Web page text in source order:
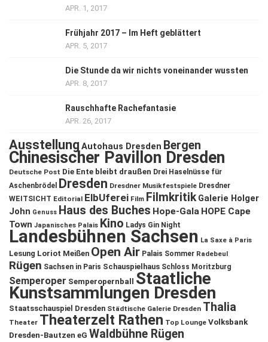
APR. 1, 2017
Frühjahr 2017 – Im Heft geblättert
APR. 5, 2017
Die Stunde da wir nichts voneinander wussten
APR. 8, 2017
Rauschhafte Rachefantasie
APR. 26, 2017
Ausstellung Autohaus Dresden Bergen
Chinesischer Pavillon Dresden
Deutsche Post Die Ente bleibt draußen Drei Haselnüsse für
Aschenbrödel
Dresden Dresdner Musikfestspiele Dresdner
WEITSICHT Editorial ElbUferei Film Filmkritik Galerie Holger
John Genuss Haus des Buches Hope-Gala HOPE Cape
Town Japanisches Palais Kino Ladys Gin Night
Landesbühnen Sachsen La Saxe à Paris
Lesung Loriot Meißen Open Air Palais Sommer Radebeul
Rügen Sachsen in Paris Schauspielhaus Schloss Moritzburg
Semperoper Semperopernball Staatliche
Kunstsammlungen Dresden
Staatsschauspiel Dresden Städtische Galerie Dresden Thalia
Theater Theaterzelt Rathen Top Lounge Volksbank
Dresden-Bautzen eG Waldbühne Rügen